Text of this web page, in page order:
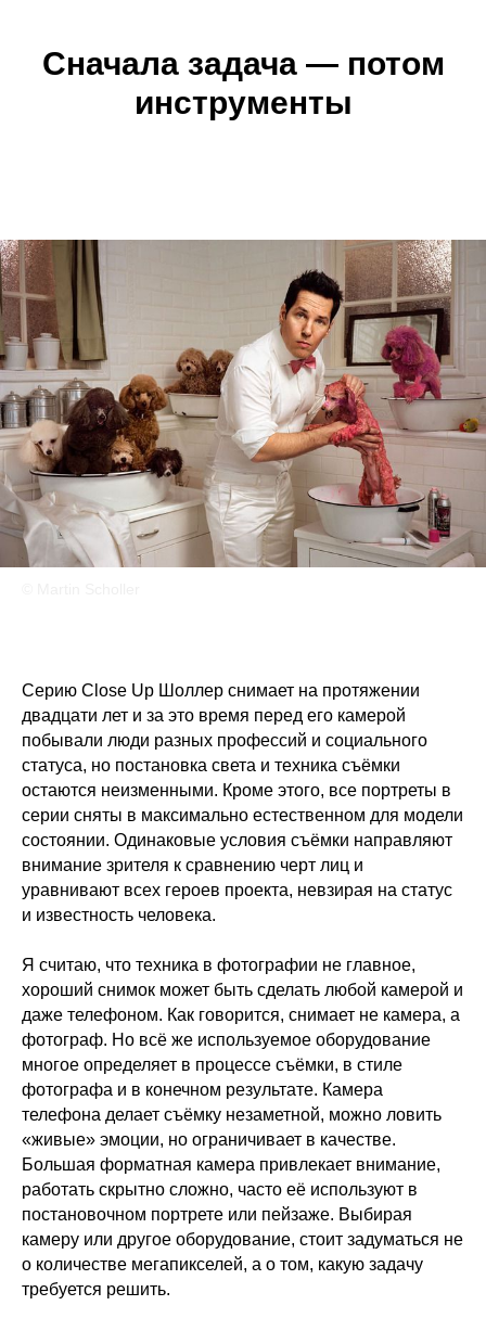
Сначала задача — потом
инструменты
Серию Close Up Шоллер снимает на протяжении
двадцати лет и за это время перед его камерой
побывали люди разных профессий и социального
статуса, но постановка света и техника съёмки
остаются неизменными. Кроме этого, все портреты в
серии сняты в максимально естественном для модели
состоянии. Одинаковые условия съёмки направляют
внимание зрителя к сравнению черт лиц и
уравнивают всех героев проекта, невзирая на статус
и известность человека.
Я считаю, что техника в фотографии не главное,
хороший снимок может быть сделать любой камерой и
даже телефоном. Как говорится, снимает не камера, а
фотограф. Но всё же используемое оборудование
многое определяет в процессе съёмки, в стиле
фотографа и в конечном результате. Камера
телефона делает съёмку незаметной, можно ловить
«живые» эмоции, но ограничивает в качестве.
Большая форматная камера привлекает внимание,
работать скрытно сложно, часто её используют в
постановочном портрете или пейзаже. Выбирая
камеру или другое оборудование, стоит задуматься не
о количестве мегапикселей, а о том, какую задачу
требуется решить.